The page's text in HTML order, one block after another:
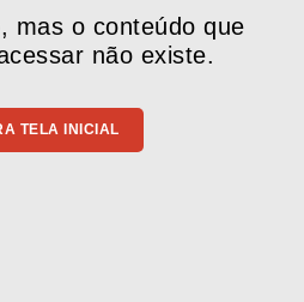
mas o conteúdo que
não existe.
TELA INICIAL